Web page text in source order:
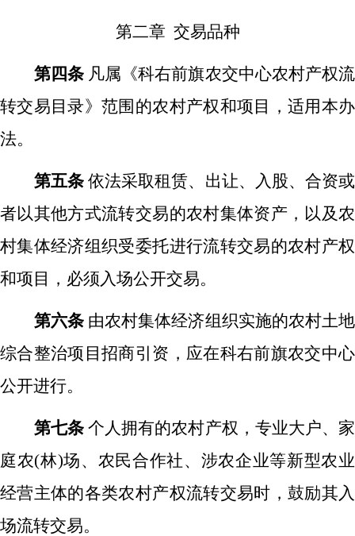
第二章 交易品种
第四条 凡属《科右前旗农交中心农村产权流
转交易目录》范围的农村产权和项目，适用本办
法。
第五条 依法采取租赁、出让、入股、合资或
者以其他方式流转交易的农村集体资产，以及农
村集体经济组织受委托进行流转交易的农村产权
和项目，必须入场公开交易。
第六条 由农村集体经济组织实施的农村土地
综合整治项目招商引资，应在科右前旗农交中心
公开进行。
第七条 个人拥有的农村产权，专业大户、家
庭农(林)场、农民合作社、涉农企业等新型农业
经营主体的各类农村产权流转交易时，鼓励其入
场流转交易。